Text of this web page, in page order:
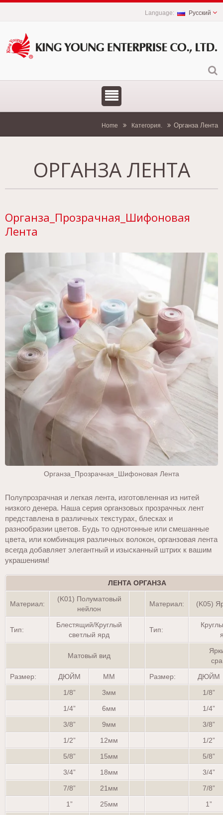
Русский
Home Категория. Органза Лента
ОРГАНЗА ЛЕНТА
Органза_Прозрачная_Шифоновая
Лента
Органза_Прозрачная_Шифоновая Лента
Полупрозрачная и легкая лента, изготовленная из нитей
низкого денера. Наша серия органзовых прозрачных лент
представлена в различных текстурах, блесках и
разнообразии цветов. Будь то однотонные или смешанные
цвета, или комбинация различных волокон, органзовая лента
всегда добавляет элегантный и изысканный штрих к вашим
украшениям!
ЛЕНТА ОРГАНЗА
Материал:
(K01) Полуматовый
нейлон
Материал: (K05)
Тип:
Блестящий/Круглый
светлый ярд
Тип:
Матовый вид
Размер:
ДЮЙМ ММ Размер:
ДЮЙМ
1/8”
3мм
1/8”
1/4”
6мм
1/4”
3/8”
9мм
3/8”
1/2”
12мм
1/2”
5/8”
15мм
5/8”
3/4”
18мм
3/4”
7/8”
21мм
7/8”
1”
25мм
1”